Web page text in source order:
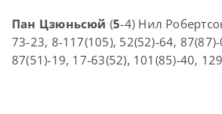
Пан Цзюньсюй (5-4) Нил
73-23, 8-117(105), 52(52)-64,
87(51)-19, 17-63(52), 101(85)-40,